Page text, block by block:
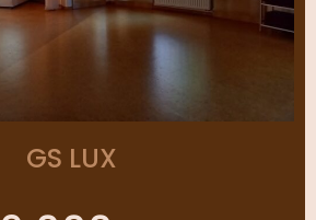
GS LUX